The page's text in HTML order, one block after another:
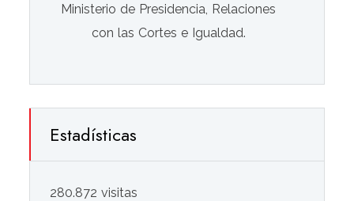
Ministerio de Presidencia, Relaciones
con las Cortes e Igualdad.
Estadísticas
280.872 visitas